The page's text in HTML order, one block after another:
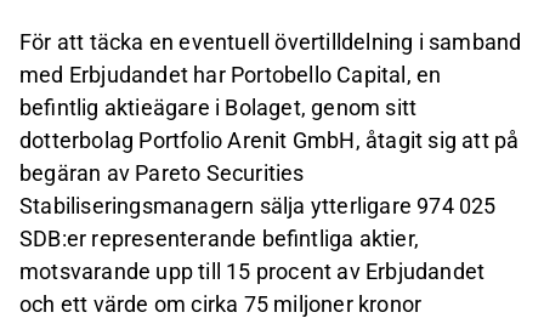
För att täcka en eventuell övertilldelning i samband
med Erbjudandet har Portobello Capital, en
befintlig aktieägare i Bolaget, genom sitt
dotterbolag Portfolio Arenit GmbH, åtagit sig att på
begäran av Pareto Securities
Stabiliseringsmanagern sälja ytterligare 974 025
SDB:er representerande befintliga aktier,
motsvarande upp till 15 procent av Erbjudandet
och ett värde om cirka 75 miljoner kronor